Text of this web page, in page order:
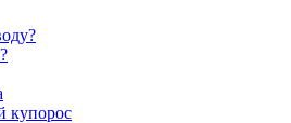
купорос